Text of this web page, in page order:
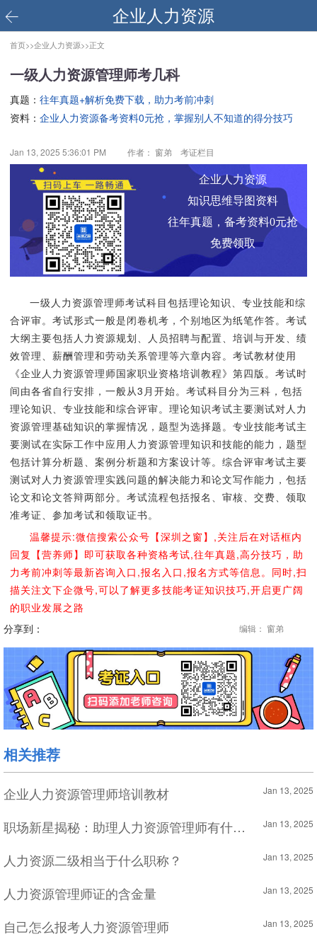
企业人力资源
首页>>企业人力资源>>正文
一级人力资源管理师考几科
真题： 往年真题+解析免费下载，助力考前冲刺
资料： 企业人力资源备考资料0元抢，掌握别人不知道的得分技巧
Jan 13, 2025 5:36:01 PM 作者： 窗弟 考证栏目
企业人力资源
知识思维导图资料
往年真题，备考资料0元抢
免费领取
一级人力资源管理师考试科目包括理论知识、专业技能和综
合评审。考试形式一般是闭卷机考，个别地区为纸笔作答。考试
大纲主要包括人力资源规划、人员招聘与配置、培训与开发、绩
效管理、薪酬管理和劳动关系管理等六章内容。考试教材使用
《企业人力资源管理师国家职业资格培训教程》第四版。考试时
间由各省自行安排，一般从3月开始。考试科目分为三科，包括
理论知识、专业技能和综合评审。理论知识考试主要测试对人力
资源管理基础知识的掌握情况，题型为选择题。专业技能考试主
要测试在实际工作中应用人力资源管理知识和技能的能力，题型
包括计算分析题、案例分析题和方案设计等。综合评审考试主要
测试对人力资源管理实践问题的解决能力和论文写作能力，包括
论文和论文答辩两部分。考试流程包括报名、审核、交费、领取
准考证、参加考试和领取证书。
温馨提示:微信搜索公众号【深圳之窗】,关注后在对话框内
回复【营养师】即可获取各种资格考试,往年真题,高分技巧，助
力考前冲刺等最新咨询入口,报名入口,报名方式等信息。同时,扫
描关注文下企微号,可以了解更多技能考证知识技巧,开启更广阔
的职业发展之路
分享到：
编辑： 窗弟
相关推荐
企业人力资源管理师培训教材 Jan 13, 2025
职场新星揭秘：助理人力资源管理师有什么用 Jan 13, 2025
人力资源二级相当于什么职称？ Jan 13, 2025
人力资源管理师证的含金量 Jan 13, 2025
自己怎么报考人力资源管理师 Jan 13, 2025